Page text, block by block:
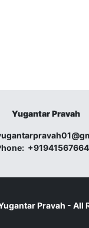
Yugantar Pravah
Pravah - All